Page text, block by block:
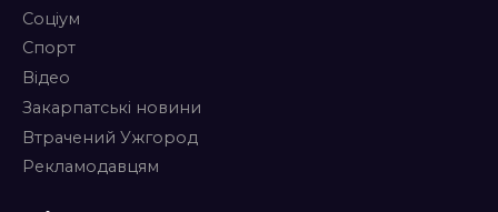
Соціум
Спорт
Відео
Закарпатські новини
Втрачений Ужгород
Рекламодавцям